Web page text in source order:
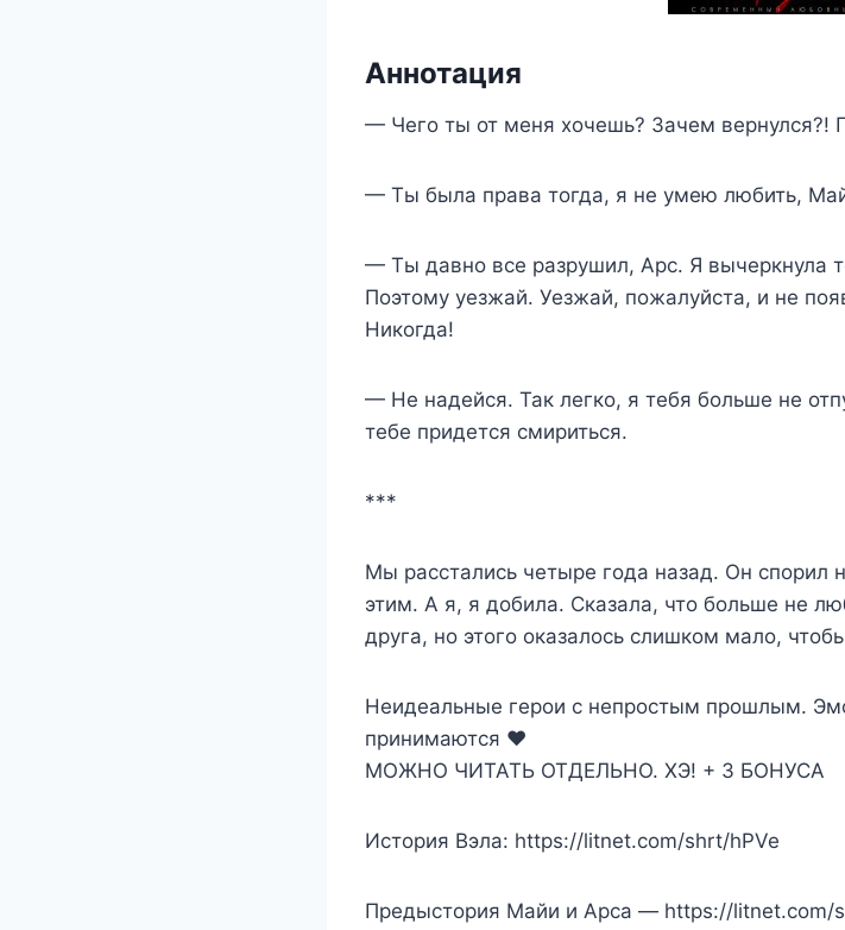
Аннотация
— Чего ты от меня хочешь? Зачем вернулся?!
— Ты была права тогда, я не умею любить,
— Ты давно все разрушил, Арс. Я вычеркнула
Поэтому уезжай. Уезжай, пожалуйста, и не
Никогда!
— Не надейся. Так легко, я тебя больше не
тебе придется смириться.
***
Мы расстались четыре года назад. Он спорил
этим. А я, я добила. Сказала, что больше не
друга, но этого оказалось слишком мало,
Неидеальные герои с непростым прошлым.
принимаются ❤️
МОЖНО ЧИТАТЬ ОТДЕЛЬНО. ХЭ! + 3 БОНУСА
История Вэла: https://litnet.com/shrt/hPVe
Предыстория Майи и Арса — https://litnet.com/